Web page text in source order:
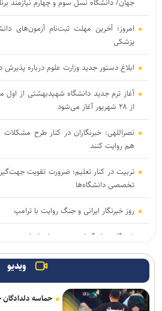
جهان/ دانشگاه نسل سوم و چهارم نیازمند
امروز؛ آخرین مهلت ثبت‌نام آزمون‌های
پزشکی
ابلاغ دستور جدید وزارت علوم درباره
آغاز ترم جدید دانشگاه شهیدبهشتی از اول
از ۲۸ شهریور آغاز می‌شود
نصراللهی: خبرنگاران در کنار طرح مشکلات
هم روایت کنند
تربیت در کنار تعلیم؛ ضرورت تقویت
تخصصی دانشگاه‌ها
روز خبرنگار ایرانی و جنگ روایت با ترامپ
خبرنگار؛ روایتگر امروز، دیده‌بان فردا
آغاز انتخاب واحد ترم تحصیلی جدید دانشگاه آزاد
اعلام جدیدترین طرح‌های پژوهشی دوران
جذب طرح‌های تحقیقاتی آغاز شد
ویدیو
حماسه دلدادگان